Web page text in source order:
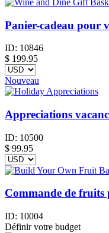
Panier-cadeau pour
ID: 10846
$ 199.95
Nouveau
Appreciations
ID: 10500
$ 99.95
Commande de fruits
ID: 10004
Définir votre budget